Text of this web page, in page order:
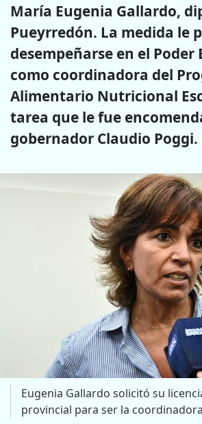
María Eugenia Gallardo,
Pueyrredón. La medida le
desempeñarse en el Poder
como coordinadora del
Alimentario Nutricional
tarea que le fue
gobernador Claudio Poggi.
Eugenia Gallardo solicitó su
provincial para ser la coordinadora